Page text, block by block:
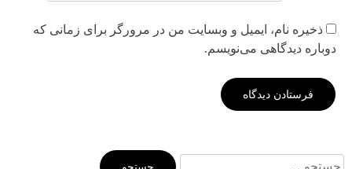
ذخیره نام، ایمیل و وبسایت من در مرورگر برای زمانی که
دوباره دیدگاهی می‌نویسم.
جستجو